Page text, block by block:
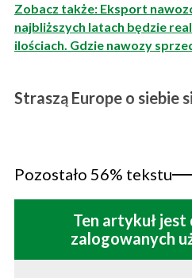
Zobacz także: Eksport
najbliższych latach będzie
ilościach. Gdzie nawozy
Straszą Europe o siebie
Pozostało 56% tekstu
Ten artykuł
zalogowanych